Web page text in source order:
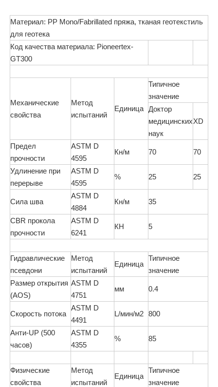
Материал: PP Mono/Fabrillated пряжа, тканая геотекстиль
для геотека
Код качества материала: Pioneertex-
GT300
Механические
свойства
Метод
испытаний
Единица
Типичное
значение
Доктор
медицинских
наук
XD
Предел
прочности
ASTM D
4595
Кн/м 70 70
Удлинение при
перерыве
ASTM D
4595
% 25 25
Сила шва
ASTM D
4884
Кн/м 35
CBR прокола
прочности
ASTM D
6241
КН 5
Гидравлические
псевдони
Метод
испытаний
Единица
Типичное
значение
Размер открытия
(AOS)
ASTM D
4751
мм 0.4
Скорость потока
ASTM D
4491
L/мин/м2 800
Анти-UP (500
часов)
ASTM D
4355
% 85
Физические
свойства
Метод
испытаний
Единица
Типичное
значение